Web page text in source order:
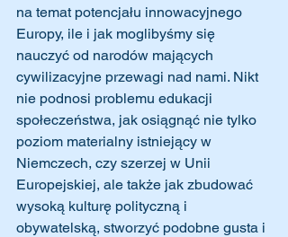
na temat potencjału innowacyjnego
Europy, ile i jak moglibyśmy się
nauczyć od narodów mających
cywilizacyjne przewagi nad nami. Nikt
nie podnosi problemu edukacji
społeczeństwa, jak osiągnąć nie tylko
poziom materialny istniejący w
Niemczech, czy szerzej w Unii
Europejskiej, ale także jak zbudować
wysoką kulturę polityczną i
obywatelską, stworzyć podobne gusta i